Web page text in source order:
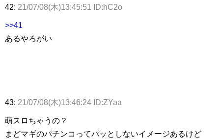
42: 21/07/08(木)13:45:51 ID:hC2o
>>41
あるやろがい
43: 21/07/08(木)13:46:24 ID:ZYaa
萌スロちゃうの？
まどマギのパチンコってパッとしないイメージあるけど